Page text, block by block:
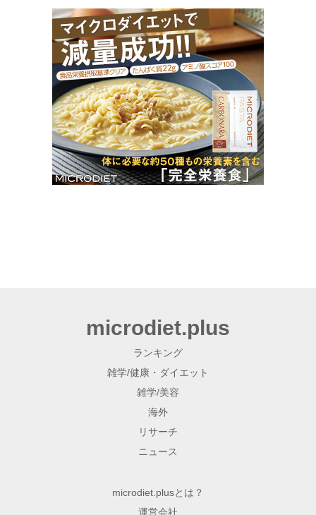
microdiet.plus
ランキング
雑学/健康・ダイエット
雑学/美容
海外
リサーチ
ニュース
microdiet.plusとは？
運営会社